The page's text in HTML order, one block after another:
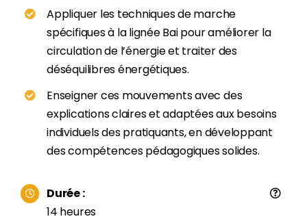
Appliquer les techniques de marche
spécifiques à la lignée Bai pour améliorer la
circulation de l’énergie et traiter des
déséquilibres énergétiques.
Enseigner ces mouvements avec des
explications claires et adaptées aux besoins
individuels des pratiquants, en développant
des compétences pédagogiques solides.
Durée :
14 heures